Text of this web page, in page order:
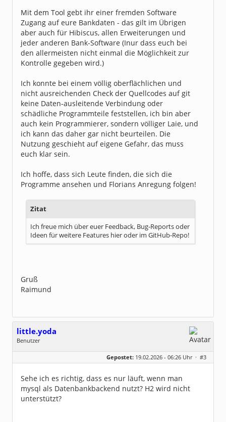
Mit dem Tool gebt ihr einer fremden Software
Zugang auf eure Bankdaten - das gilt im Übrigen
aber auch für Hibiscus, allen Erweiterungen und
jeder anderen Bank-Software (Inur dass euch bei
den allermeisten nicht einmal die Möglichkeit zur
Kontrolle gegeben wird.)
Ich konnte bei einem völlig oberflächlichen und
nicht ausreichenden Check der Quellcodes auf git
keine Daten-ausleitende Verbindung oder
schädliche Programmteile feststellen, ich bin aber
auch kein Programmierer, sondern völliger Laie, und
ich kann das daher gar nicht beurteilen. Die
Nutzung geschieht auf eigene Gefahr, das muss
euch klar sein.
Ich hoffe, dass sich Leute finden, die sich die
Programme ansehen und Florians Anregung folgen!
Zitat
Ich freue mich über euer Feedback, Bug-Reports oder
Ideen für weitere Features hier oder im GitHub-Repo!
Gruß
Raimund
little.yoda
Benutzer
Geschlecht:
keine Angabe
Dabei seit:
05 / 2014
Gepostet: 19.02.2026 - 06:26 Uhr · #3
Sehe ich es richtig, dass es nur läuft, wenn man
mysql als Datenbankbackend nutzt? H2 wird nicht
unterstützt?